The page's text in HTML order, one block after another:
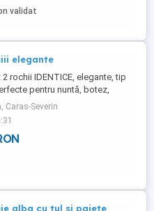
validat
elegante
rochii IDENTICE, elegante, tip
pentru nuntă, botez,
sau evenimente speciale.
- *Culoare:* Alb ivoire cu
3D - *Croială:* Tip sirenă,
V, bretele subțiri, talie
Caras-Severin
alba cu tul si paiete